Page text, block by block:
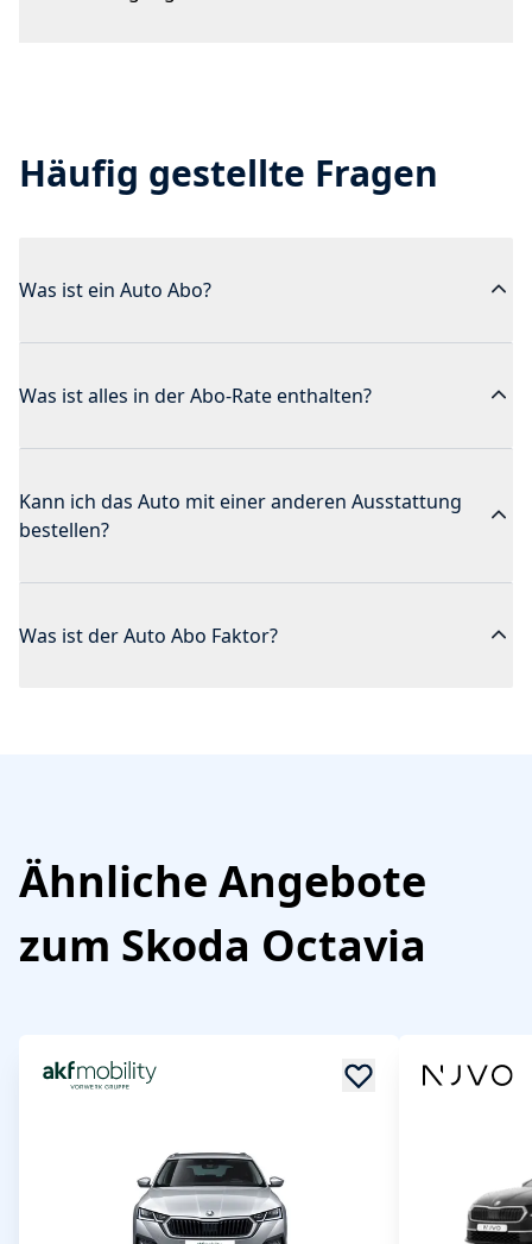
Häufig gestellte Fragen
Was ist ein Auto Abo?
Was ist alles in der Abo-Rate enthalten?
Kann ich das Auto mit einer anderen Ausstattung
bestellen?
Was ist der Auto Abo Faktor?
Ähnliche Angebote
zum Skoda Octavia